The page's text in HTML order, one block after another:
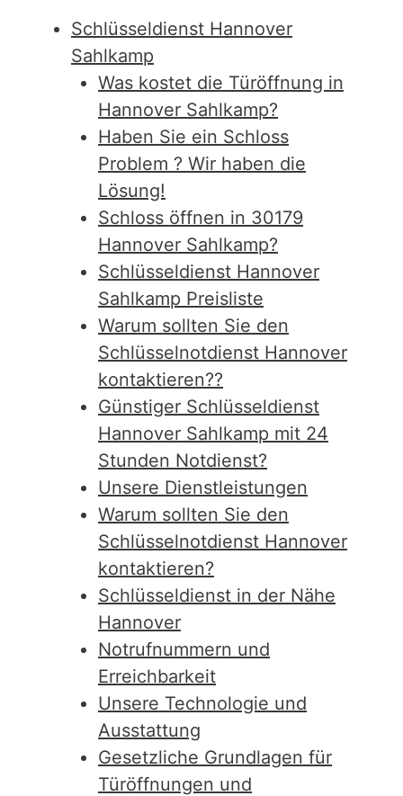
Schlüsseldienst Hannover
Sahlkamp
Was kostet die Türöffnung in
Hannover Sahlkamp?
Haben Sie ein Schloss
Problem ? Wir haben die
Lösung!
Schloss öffnen in 30179
Hannover Sahlkamp?
Schlüsseldienst Hannover
Sahlkamp Preisliste
Warum sollten Sie den
Schlüsselnotdienst Hannover
kontaktieren??
Günstiger Schlüsseldienst
Hannover Sahlkamp mit 24
Stunden Notdienst?
Unsere Dienstleistungen
Warum sollten Sie den
Schlüsselnotdienst Hannover
kontaktieren?
Schlüsseldienst in der Nähe
Hannover
Notrufnummern und
Erreichbarkeit
Unsere Technologie und
Ausstattung
Gesetzliche Grundlagen für
Türöffnungen und